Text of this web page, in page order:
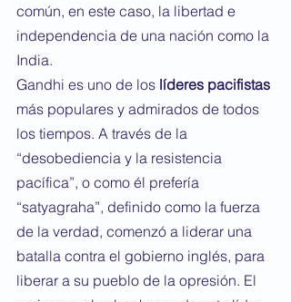
común, en este caso, la libertad e
independencia de una nación como la
India.
Gandhi es uno de los líderes pacifistas
más populares y admirados de todos
los tiempos. A través de la
“desobediencia y la resistencia
pacífica”, o como él prefería
“satyagraha”, definido como la fuerza
de la verdad, comenzó a liderar una
batalla contra el gobierno inglés, para
liberar a su pueblo de la opresión. El